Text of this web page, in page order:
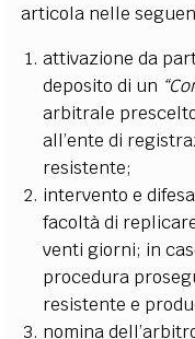
articola nelle
attivazione da
deposito di un
arbitrale
all’ente di
resistente;
intervento e
facoltà di
venti giorni; in
procedura
resistente e
nomina